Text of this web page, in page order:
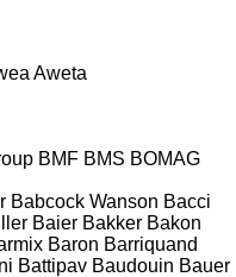
Aweta
BMF BMS BOMAG
Babcock Wanson Bacci
Baier Bakker Bakon
Baron Barriquand
Battipav Baudouin Bauer